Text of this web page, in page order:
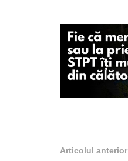
Articolul anterior